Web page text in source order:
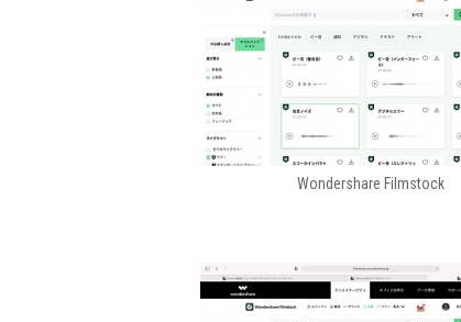
Wondershare Filmstock